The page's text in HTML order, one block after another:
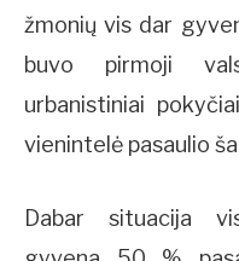
žmonių vis dar
buvo pirmoji
urbanistiniai
vienintelė pasaulio
Dabar situacija